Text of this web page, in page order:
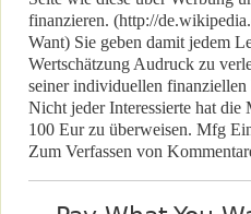
finanzieren. (http://
Want) Sie geben damit jedem
Wertschätzung Audruck zu
seiner individuellen
Nicht jeder Interessierte hat die
100 Eur zu überweisen. Mfg
Zum Verfassen von